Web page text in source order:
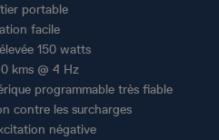
portable
facile
150 watts
kms @ 4 Hz
programmable très fiable
contre les surcharges
négative